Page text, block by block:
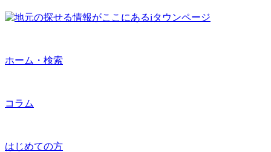
ホーム・検索
コラム
はじめての方